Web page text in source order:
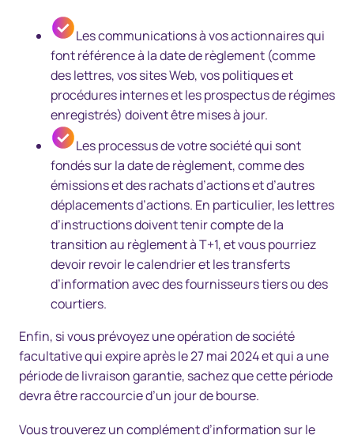
Les communications à vos actionnaires qui
font référence à la date de règlement (comme
des lettres, vos sites Web, vos politiques et
procédures internes et les prospectus de régimes
enregistrés) doivent être mises à jour.
Les processus de votre société qui sont
fondés sur la date de règlement, comme des
émissions et des rachats d’actions et d’autres
déplacements d’actions. En particulier, les lettres
d’instructions doivent tenir compte de la
transition au règlement à T+1, et vous pourriez
devoir revoir le calendrier et les transferts
d’information avec des fournisseurs tiers ou des
courtiers.
Enfin, si vous prévoyez une opération de société
facultative qui expire après le 27 mai 2024 et qui a une
période de livraison garantie, sachez que cette période
devra être raccourcie d’un jour de bourse.
Vous trouverez un complément d’information sur le